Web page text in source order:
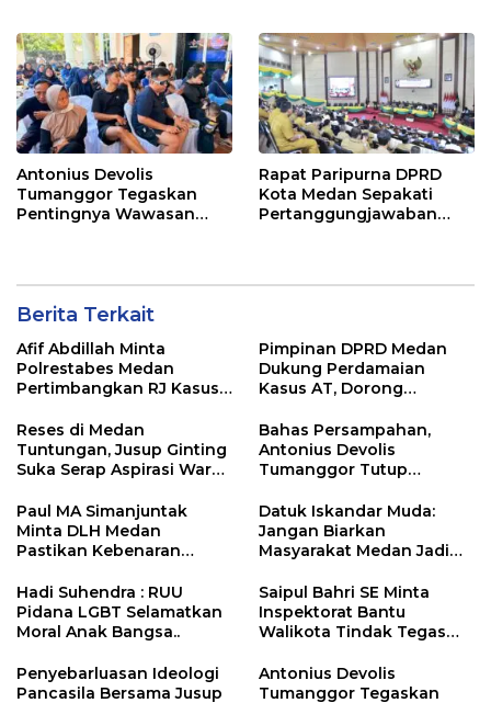
Antonius Devolis
Tumanggor Tegaskan
Pentingnya Wawasan
Rapat Paripurna DPRD
Kota Medan Sepakati
Pertanggungjawaban
Berita Terkait
Afif Abdillah Minta
Polrestabes Medan
Pertimbangkan RJ Kasus
Pimpinan DPRD Medan
Dukung Perdamaian
Kasus AT, Dorong
Terapkan RJ
Reses di Medan
Tuntungan, Jusup Ginting
Suka Serap Aspirasi Warga
Jalan
Bahas Persampahan,
Antonius Devolis
Tumanggor Tutup
Paul MA Simanjuntak
Minta DLH Medan
Pastikan Kebenaran
Lembur Kuring
Datuk Iskandar Muda:
Jangan Biarkan
Masyarakat Medan Jadi
Distribusi BBM
Hadi Suhendra : RUU
Pidana LGBT Selamatkan
Moral Anak Bangsa..
Saipul Bahri SE Minta
Inspektorat Bantu
Walikota Tindak Tegas
Narkoba
Penyebarluasan Ideologi
Pancasila Bersama Jusup
Antonius Devolis
Tumanggor Tegaskan